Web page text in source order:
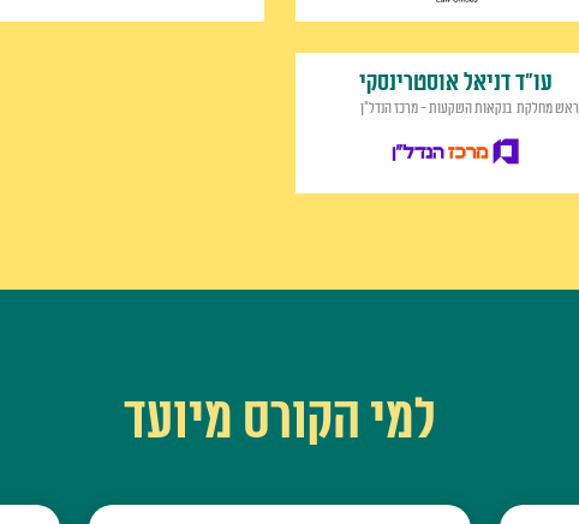
עו״ד דניאל אוסטרינסקי
ראש מחלקת בנקאות השקעות - מרכז הנדל״ן
למי הקורס מיועד